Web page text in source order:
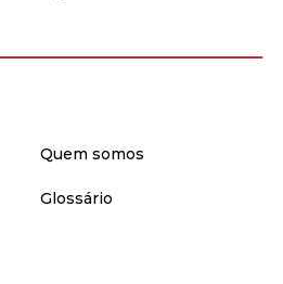
Quem somos
Glossário